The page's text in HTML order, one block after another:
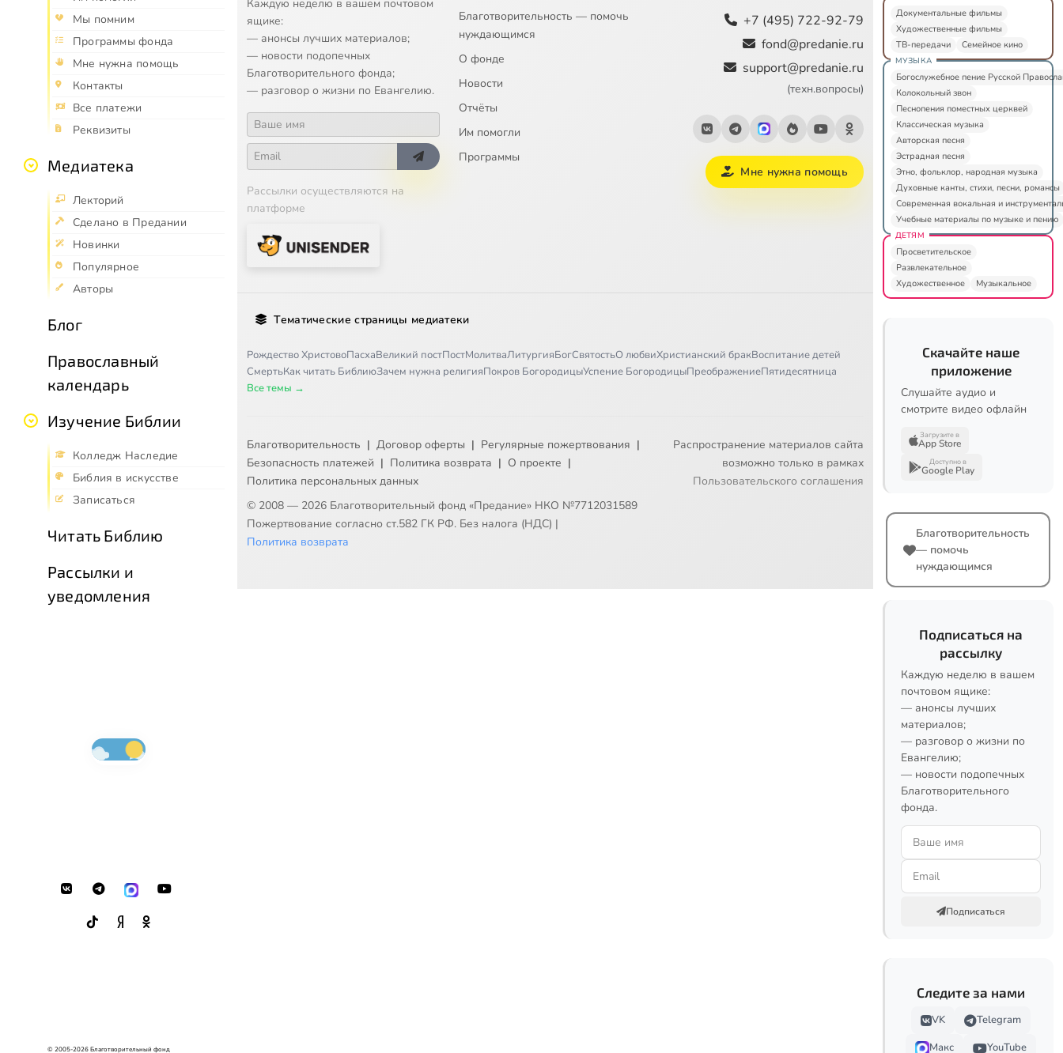
Мы помним
Программы фонда
Мне нужна помощь
Контакты
Все платежи
Реквизиты
Медиатека
Лекторий
Сделано в Предании
Новинки
Популярное
Авторы
Блог
Православный
календарь
Изучение Библии
Колледж Наследие
Библия в искусстве
Записаться
Читать Библию
Рассылки и
уведомления
© 2005-2026 Благотворительный фонд
Каждую неделю в вашем почтовом
ящике:
— анонсы лучших материалов;
— новости подопечных
Благотворительного фонда;
— разговор о жизни по Евангелию.
Рассылки осуществляются на
платформе
Благотворительность — помочь
нуждающимся
О фонде
Новости
Отчёты
Им помогли
Программы
+7 (495) 722-92-79
fond@predanie.ru
support@predanie.ru
(техн.вопросы)
Мне нужна помощь
Тематические страницы медиатеки
Рождество ХристовоПасхаВеликий постПостМолитваЛитургияБогСвятостьО любвиХристианский бракВоспитание детей
СмертьКак читать БиблиюЗачем нужна религияПокров БогородицыУспение БогородицыПреображениеПятидесятница
Все темы →
Благотворительность | Договор оферты | Регулярные пожертвования |
Безопасность платежей | Политика возврата | О проекте |
Политика персональных данных
© 2008 — 2026 Благотворительный фонд «Предание» НКО №7712031589
Пожертвование согласно ст.582 ГК РФ. Без налога (НДС) |
Политика возврата
Распространение материалов сайта
возможно только в рамках
Пользовательского соглашения
Документальные фильмы
Художественные фильмы
ТВ-передачи
Семейное кино
МУЗЫКА
Богослужебное пение Русской
Колокольный звон
Песнопения поместных церквей
Классическая музыка
Авторская песня
Эстрадная песня
Этно, фольклор, народная музыка
Духовные канты, стихи, песни, романсы
Современная вокальная и
Учебные материалы по музыке и пению
ДЕТЯМ
Просветительское
Развлекательное
Художественное
Музыкальное
Скачайте наше
приложение
Слушайте аудио и
смотрите видео офлайн
Загрузите в
App Store
Доступно в
Google Play
Благотворительность
— помочь
нуждающимся
Подписаться на
рассылку
Каждую неделю в вашем
почтовом ящике:
— анонсы лучших
материалов;
— разговор о жизни по
Евангелию;
— новости подопечных
Благотворительного
фонда.
Подписаться
Следите за нами
VK
Telegram
Макс
YouTube